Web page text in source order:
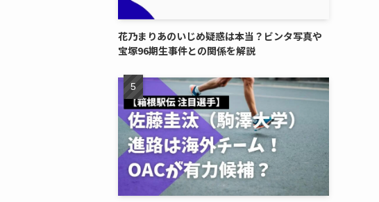
花乃まりあのいじめ疑惑は本当？ビンタ写真や
宝塚96期生事件との関係を解説